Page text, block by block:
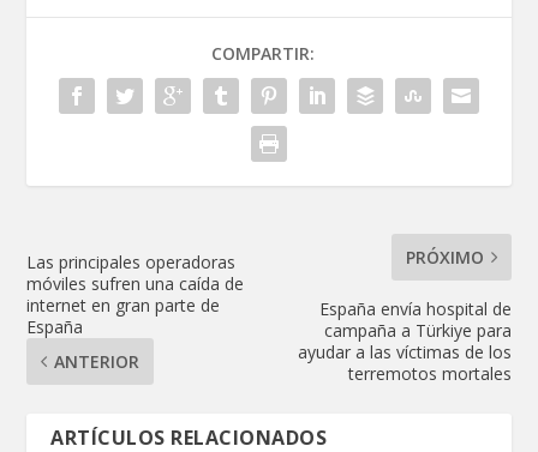
COMPARTIR:
Las principales operadoras
móviles sufren una caída de
internet en gran parte de
España
ANTERIOR
PRÓXIMO
España envía hospital de
campaña a Türkiye para
ayudar a las víctimas de los
terremotos mortales
ARTÍCULOS RELACIONADOS